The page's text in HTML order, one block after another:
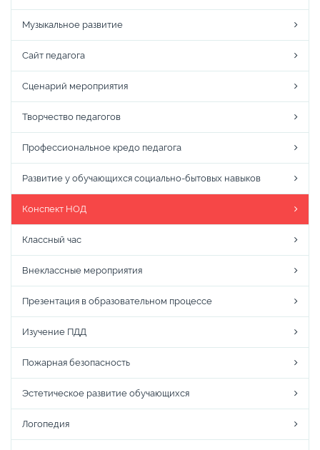
Музыкальное развитие
Сайт педагога
Сценарий мероприятия
Творчество педагогов
Профессиональное кредо педагога
Развитие у обучающихся социально-бытовых навыков
Конспект НОД
Классный час
Внеклассные мероприятия
Презентация в образовательном процессе
Изучение ПДД
Пожарная безопасность
Эстетическое развитие обучающихся
Логопедия